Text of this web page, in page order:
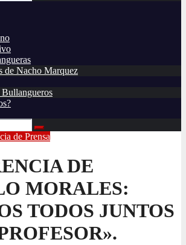
de Nacho Marquez
de Prensa
DE
MORALES:
TODOS JUNTOS